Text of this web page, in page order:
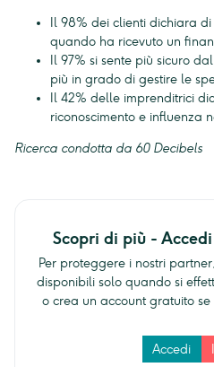
Il 98% dei clienti dichiara
quando ha ricevuto un
Il 97% si sente più sicuro
più in grado di gestire le
Il 42% delle imprenditrici
riconoscimento e influenza
Ricerca condotta da 60 Decibels
Scopri di più -
Per proteggere i nostri
disponibili solo quando si
o crea un account gratuito
Accedi